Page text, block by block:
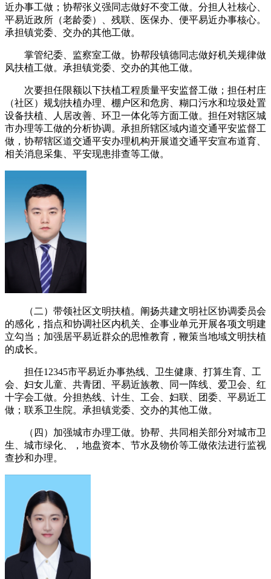
近办事工做；协帮张义强同志做好不变工做。分担人社核心、
平易近政所（老龄委）、残联、医保办、便平易近办事核心。
承担镇党委、交办的其他工做。
掌管纪委、监察室工做。协帮段镇德同志做好机关规律做
风扶植工做。承担镇党委、交办的其他工做。
次要担任限额以下扶植工程质量平安监督工做；担任村庄
（社区）规划扶植办理、棚户区和危房、糊口污水和垃圾处置
设备扶植、人居改善、环卫一体化等方面工做。担任对辖区城
市办理等工做的分析协调。承担所辖区域内道交通平安监督工
做，协帮辖区道交通平安办理机构开展道交通平安宣布道育、
相关消息采集、平安现患排查等工做。
（二）带领社区文明扶植。阐扬共建文明社区协调委员会
的感化，指点和协调社区内机关、企事业单元开展各项文明建
立勾当；加强居平易近群众的思惟教育，鞭策当地域文明扶植
的成长。
担任12345市平易近办事热线、卫生健康、打算生育、工
会、妇女儿童、共青团、平易近族教、同一阵线、爱卫会、红
十字会工做。分担热线、计生、工会、妇联、团委、平易近工
做；联系卫生院。承担镇党委、交办的其他工做。
（四）加强城市办理工做。协帮、共同相关部分对城市卫
生、城市绿化、，地盘资本、节水及物价等工做依法进行监视
查抄和办理。